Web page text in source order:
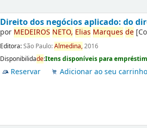
Direito dos negócios aplicado: do
por MEDEIROS NETO, Elias Marques de
Editora:São Paulo:Almedina,2016
Disponibilidade:Itens disponíveis para
Reservar Adicionar ao seu carrinho